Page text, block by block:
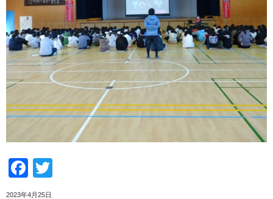
Facebook
2023年4月25日